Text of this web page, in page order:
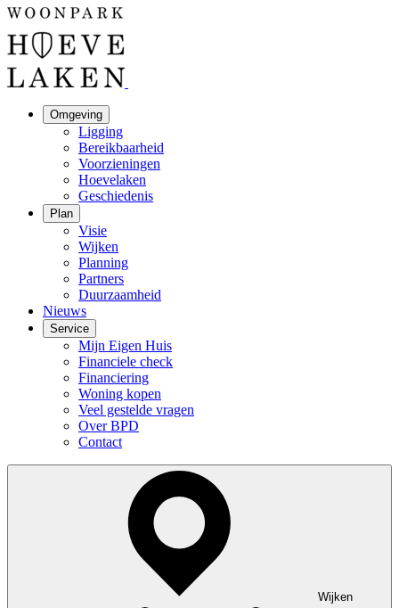
Omgeving
Ligging
Bereikbaarheid
Voorzieningen
Hoevelaken
Geschiedenis
Plan
Visie
Wijken
Planning
Partners
Duurzaamheid
Nieuws
Service
Mijn Eigen Huis
Financiele check
Financiering
Woning kopen
Veel gestelde vragen
Over BPD
Contact
Wijken